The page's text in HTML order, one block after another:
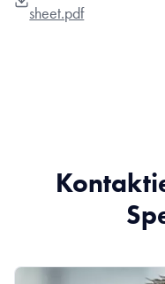
sheet.pdf